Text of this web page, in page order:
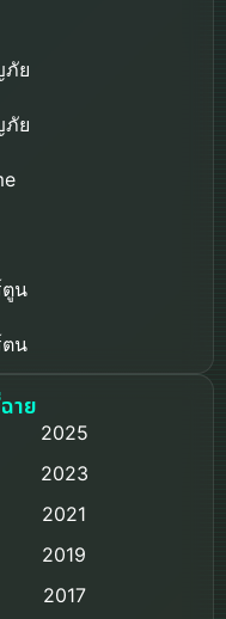
ภัย
ภัย
น
น
เรื่องจริง
าย
2025
2023
2021
2019
2017